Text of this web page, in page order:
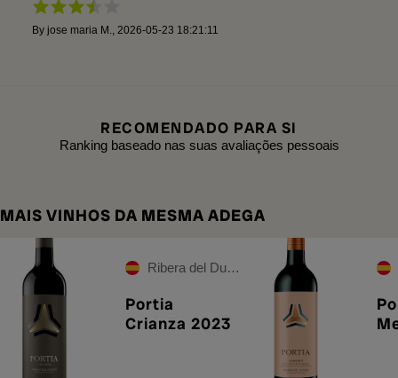
By jose maria M. 2026-05-23 18:21:11
RECOMENDADO PARA SI
Ranking baseado nas suas avaliações pessoais
MAIS VINHOS DA MESMA ADEGA
Ribera del Duero
Portia
Crianza 2023